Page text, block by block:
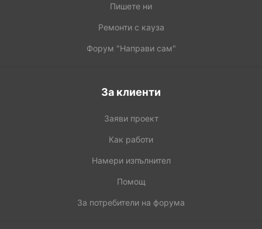
Пишете ни
Ремонти с кауза
Форум "Направи сам"
За клиенти
Заяви проект
Как работи
Намери изпълнител
Помощ
За потребители на форума